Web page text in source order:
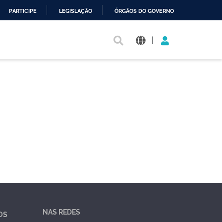
PARTICIPE LEGISLAÇÃO ÓRGÃOS DO GOVERNO
|
NAS REDES